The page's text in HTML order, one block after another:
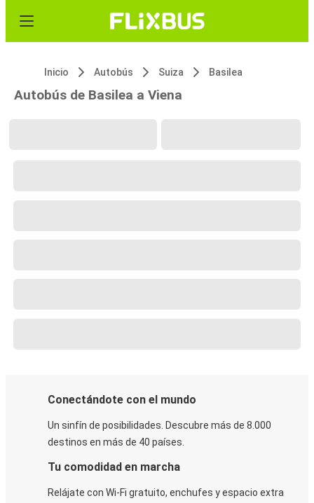
Inicio Autobús Suiza Basilea
Autobús de Basilea a Viena
Conectándote con el mundo
Un sinfín de posibilidades. Descubre más de 8.000
destinos en más de 40 países.
Tu comodidad en marcha
Relájate con Wi-Fi gratuito, enchufes y espacio extra